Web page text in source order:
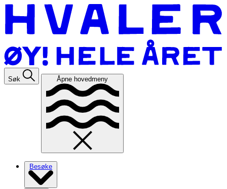
Søk Åpne hovedmeny
Besøke